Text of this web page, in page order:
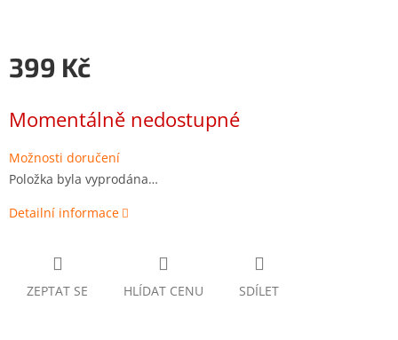
399 Kč
cena:
Momentálně nedostupné
Možnosti doručení
Položka byla vyprodána…
Detailní informace
ZEPTAT SE HLÍDAT CENU SDÍLET